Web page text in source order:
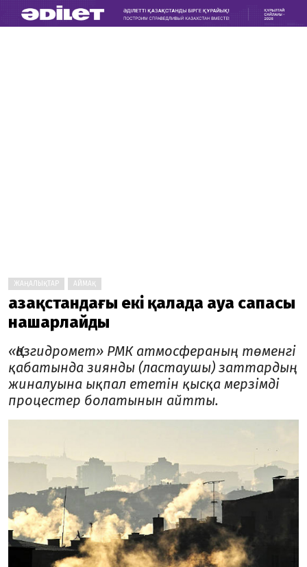
ЖАҢАЛЫҚТАР АЙМАҚ
Қазақстандағы екі қалада ауа сапасы
нашарлайды
«Қазгидромет» РМК атмосфераның төменгі
қабатында зиянды (ластаушы) заттардың
жиналуына ықпал ететін қысқа мерзімді
процестер болатынын айтты.